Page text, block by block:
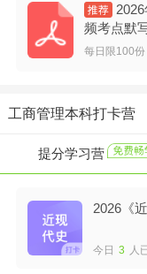
频考点默
每日限100
工商管理本科打卡营
提分学习营
2026《
今日 3 人